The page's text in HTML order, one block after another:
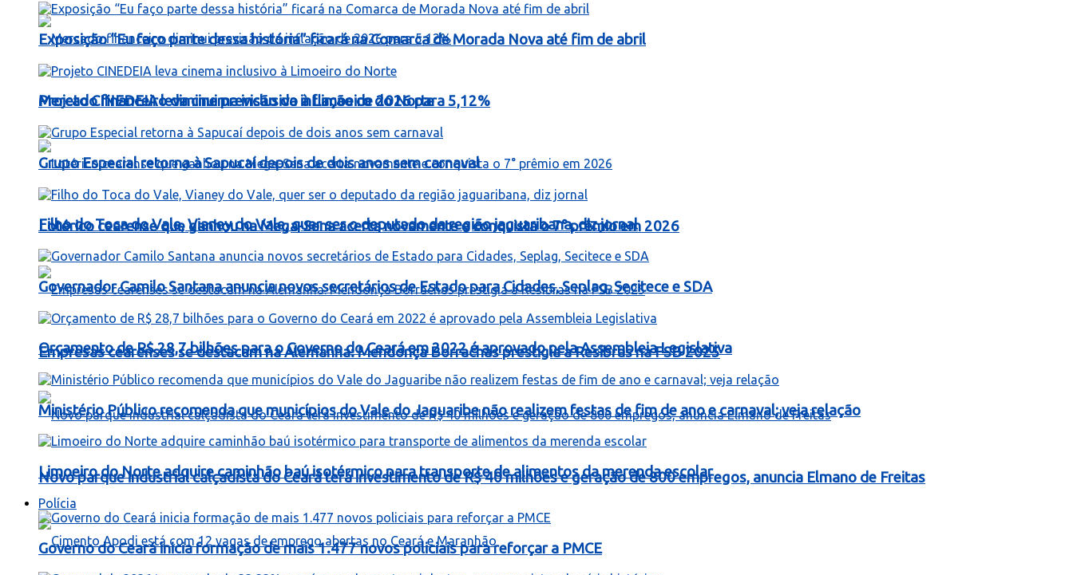
Mercado financeiro diminui previsão da inflação de 2026 para 5,12%
Lotérico cearense que ganhou na Mega-Sena acerta novamente e conquista o 7° prêmio em 2026
Empresas cearenses se destacam na Alemanha: Mendonça Borrachas prestigia a Resibras na FSB 2025
Novo parque industrial calçadista do Ceará terá investimento de R$ 40 milhões e geração de 800 empregos, anuncia Elmano de Freitas
Exposição “Eu faço parte dessa história” ficará na Comarca de Morada Nova até fim de abril
Projeto CINEDEIA leva cinema inclusivo à Limoeiro do Norte
Grupo Especial retorna à Sapucaí depois de dois anos sem carnaval
Filho do Toca do Vale, Vianey do Vale, quer ser o deputado da região jaguaribana, diz jornal
Governador Camilo Santana anuncia novos secretários de Estado para Cidades, Seplag, Secitece e SDA
Orçamento de R$ 28,7 bilhões para o Governo do Ceará em 2022 é aprovado pela Assembleia Legislativa
Ministério Público recomenda que municípios do Vale do Jaguaribe não realizem festas de fim de ano e carnaval; veja relação
Limoeiro do Norte adquire caminhão baú isotérmico para transporte de alimentos da merenda escolar
Polícia
Governo do Ceará inicia formação de mais 1.477 novos policiais para reforçar a PMCE